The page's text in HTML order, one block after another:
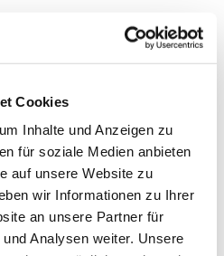
Cookies
Inhalte und Anzeigen zu
für soziale Medien anbieten
auf unsere Website zu
wir Informationen zu Ihrer
an unsere Partner für
Analysen weiter. Unsere
Sie auch